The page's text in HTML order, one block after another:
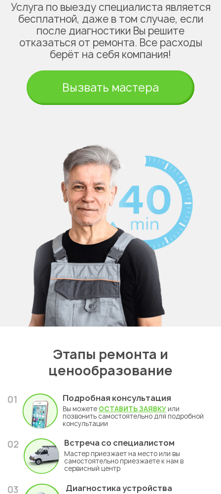
Услуга по выезду специалиста является
бесплатной, даже в том случае, если
после диагностики Вы решите
отказаться от ремонта. Все расходы
берёт на себя компания!
Вызвать мастера
Этапы ремонта и
ценообразование
01 Подробная консультация
Вы можете ОСТАВИТЬ ЗАЯВКУ или
позвонить самостоятельно для подробной
консультации
02 Встреча со специалистом
Мастер приезжает на место или вы
самостоятельно приезжаете к нам в
сервисный центр
03 Диагностика устройства